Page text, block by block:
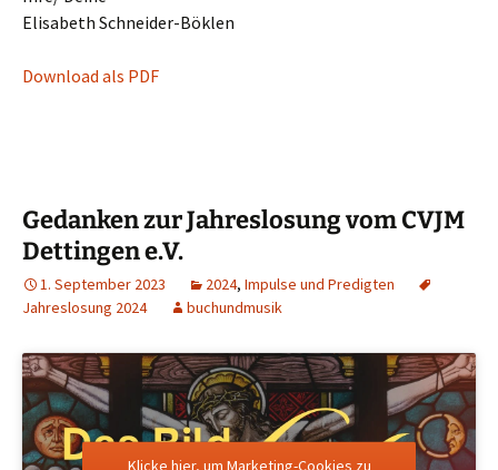
Elisabeth Schneider-Böklen
Download als PDF
Gedanken zur Jahreslosung vom CVJM
Dettingen e.V.
1. September 2023 2024, Impulse und Predigten
Jahreslosung 2024
buchundmusik
Klicke hier, um Marketing-Cookies zu